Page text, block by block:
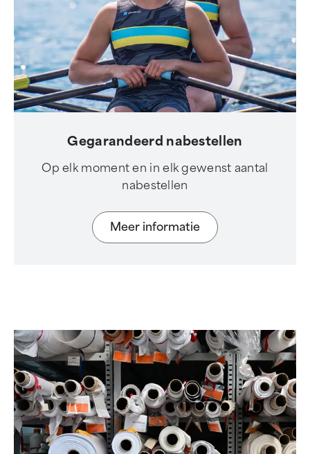
Gegarandeerd nabestellen
Op elk moment en in elk gewenst aantal
nabestellen
Meer informatie